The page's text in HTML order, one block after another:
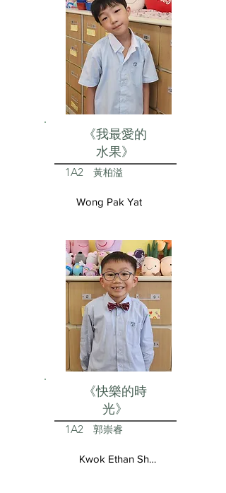
《我最愛的
水果》
1A2 黃柏溢
Wong Pak Yat
《快樂的時
光》
1A2 郭崇睿
Kwok Ethan Shun Yui